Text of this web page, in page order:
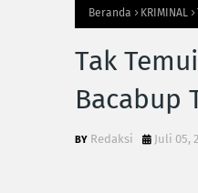
Beranda KRIMINAL
Tak
Bacabup
Redaksi Juli 05,